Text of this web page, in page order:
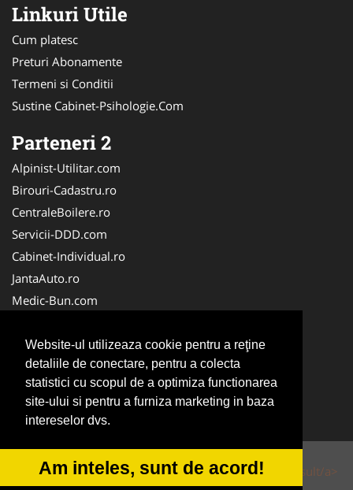
Website-ul utilizeaza cookie pentru a reţine
detaliile de conectare, pentru a colecta
statistici cu scopul de a optimiza functionarea
site-ului si pentru a furniza marketing in baza
intereselor dvs.
Am inteles, sunt de acord!
Linkuri Utile
Cum platesc
Preturi Abonamente
Termeni si Conditii
Sustine Cabinet-Psihologie.Com
Parteneri 2
Alpinist-Utilitar.com
Birouri-Cadastru.ro
CentraleBoilere.ro
Servicii-DDD.com
Cabinet-Individual.ro
JantaAuto.ro
Medic-Bun.com
Apicultorul.com
CentruInchirieri.ro
Oftalmologul.ro
Stomatologul.com
© 2014-2026 Powered byVilonMedia&Tokaido Consult/a>